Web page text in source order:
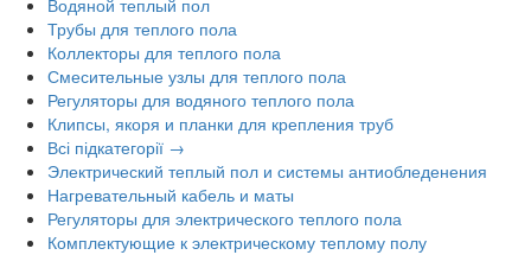
Трубы для теплого пола
Коллекторы для теплого пола
Смесительные узлы для теплого пола
Регуляторы для водяного теплого пола
Клипсы, якоря и планки для крепления труб
Всі підкатегорії →
Электрический теплый пол и системы антиобледенения
Нагревательный кабель и маты
Регуляторы для электрического теплого пола
Комплектующие к электрическому теплому полу